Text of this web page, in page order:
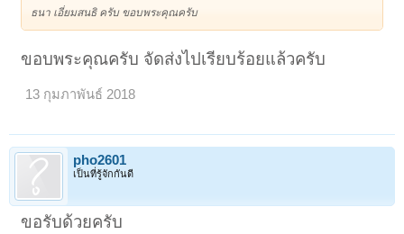
ธนา เอี่ยมสนธิ ครับ ขอบพระคุณครับ
ขอบพระคุณครับ จัดส่งไปเรียบร้อยแล้วครับ
13 กุมภาพันธ์ 2018
pho2601
เป็นที่รู้จักกันดี
ขอรับด้วยครับ